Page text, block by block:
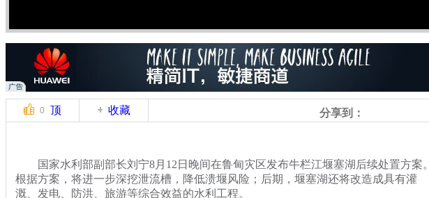
0 顶 收藏 分享到：
国家水利部副部长刘宁8月12日晚间在鲁甸灾区发布牛栏江堰塞湖后续处置方案。
根据方案，将进一步深挖泄流槽，降低溃堰风险；后期，堰塞湖还将改造成具有灌
溉、发电、防洪、旅游等综合效益的水利工程。